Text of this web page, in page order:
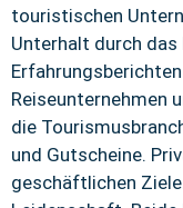
touristischen
Unterhalt durch das
Reiseunternehmen
die
und Gutscheine.
geschäftlichen